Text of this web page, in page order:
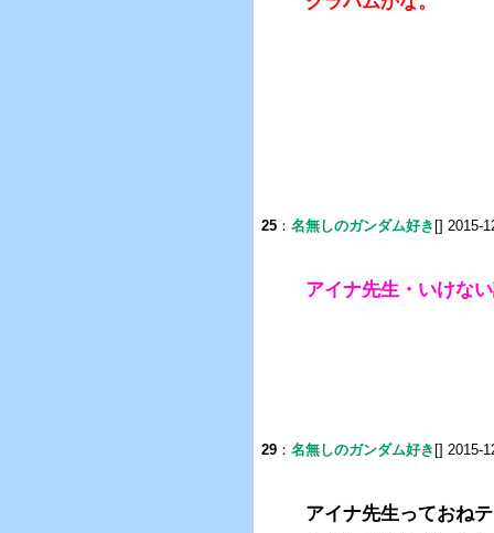
25 ： 名無しのガンダム好き [] 2015-
アイナ先生・いけな
29 ： 名無しのガンダム好き [] 2015-
アイナ先生っておね